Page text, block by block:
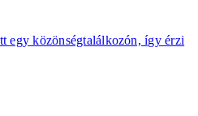
egy közönségtalálkozón, így érzi